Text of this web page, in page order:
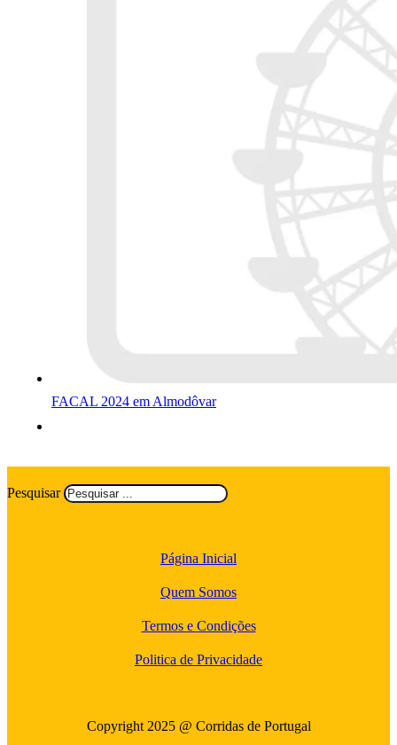
FACAL 2024 em Almodôvar
Pesquisar
Página Inicial
Quem Somos
Termos e Condições
Politica de Privacidade
Copyright 2025 @ Corridas de Portugal